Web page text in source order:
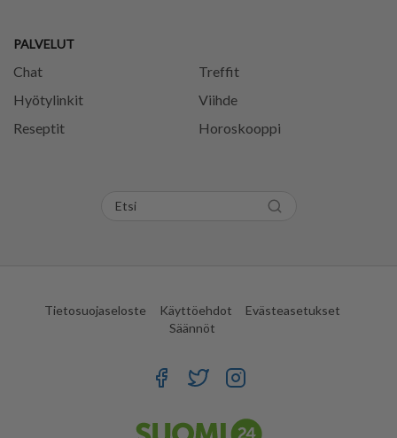
PALVELUT
Chat
Treffit
Hyötylinkit
Viihde
Reseptit
Horoskooppi
Tietosuojaseloste Käyttöehdot
Evästeasetukset
Säännöt